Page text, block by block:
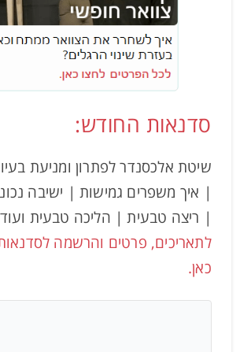
סדנאות החודש:
שיטת אלכסנדר לפתרון ומניעת
| איך משפרים גמישות | ישיבה
| ריצה טבעית | הליכה טבעית
לתאריכים, פרטים והרשמה
כאן.